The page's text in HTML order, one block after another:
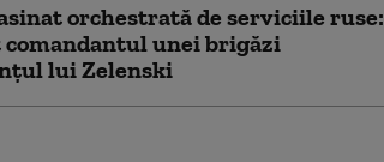
orchestrată de serviciile ruse:
comandantul unei brigăzi
lui Zelenski